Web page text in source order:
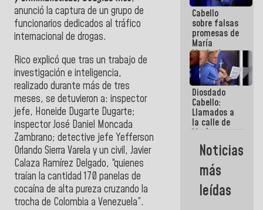
anunció la captura de un grupo de
funcionarios dedicados al tráfico
internacional de drogas.
Rico explicó que tras un trabajo de
investigación e inteligencia,
realizado durante más de tres
meses, se detuvieron a: inspector
jefe, Honeide Dugarte Dugarte;
inspector José Daniel Moncada
Zambrano; detective jefe Yefferson
Orlando Sierra Varela y un civil, Javier
Calaza Ramírez Delgado, “quienes
traían la cantidad 170 panelas de
cocaína de alta pureza cruzando la
trocha de Colombia a Venezuela”.
política más
sólida de
Venezuela
Cabello
sobre falsas
promesas de
María
Machado:
¿Quién le
puede creer?
¿Y la gente
que ella iba
a salvar en
La Guaira?
Diosdado
Cabello:
Llamados a
la calle de
María
Machado se
estrellaron
de frente
contra el
Pueblo
Noticias
más
leídas